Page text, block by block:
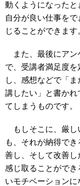
動くようになったと
自分が良い仕事を
じることができます
また、最後にアン
で、受講者満足度
し、感想などで「
講したい」と書か
てしまうものです。
もしそこに、厳し
も、それが納得で
善し、そして改善
感じ取ることがで
いモチベーション